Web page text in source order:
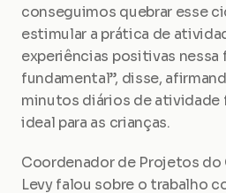
conseguimos quebrar esse
estimular a prática de
experiências positivas nessa
fundamental”, disse,
minutos diários de atividade
ideal para as crianças.
Coordenador de Projetos do
Levy falou sobre o trabalho